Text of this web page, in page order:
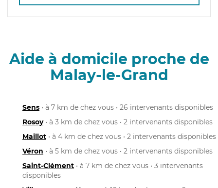
Aide à domicile proche de
Malay-le-Grand
Sens • à 7 km de chez vous • 26 intervenants disponibles
Rosoy• à 3 km de chez vous • 2 intervenants disponibles
Maillot • à 4 km de chez vous • 2 intervenants disponibles
Véron • à 5 km de chez vous • 2 intervenants disponibles
Saint-Clément • à 7 km de chez vous • 3 intervenants
disponibles